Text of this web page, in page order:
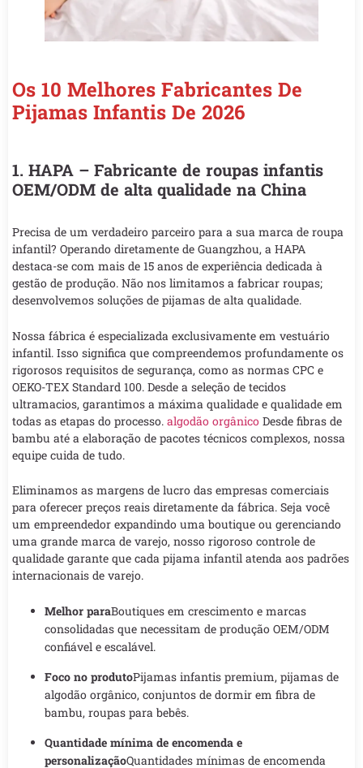
Os 10 Melhores Fabricantes De
Pijamas Infantis De 2026
1. HAPA – Fabricante de roupas infantis
OEM/ODM de alta qualidade na China
Precisa de um verdadeiro parceiro para a sua marca de roupa
infantil? Operando diretamente de Guangzhou, a HAPA
destaca-se com mais de 15 anos de experiência dedicada à
gestão de produção. Não nos limitamos a fabricar roupas;
desenvolvemos soluções de pijamas de alta qualidade.
Nossa fábrica é especializada exclusivamente em vestuário
infantil. Isso significa que compreendemos profundamente os
rigorosos requisitos de segurança, como as normas CPC e
OEKO-TEX Standard 100. Desde a seleção de tecidos
ultramacios, garantimos a máxima qualidade e qualidade em
todas as etapas do processo. algodão orgânico Desde fibras de
bambu até a elaboração de pacotes técnicos complexos, nossa
equipe cuida de tudo.
Eliminamos as margens de lucro das empresas comerciais
para oferecer preços reais diretamente da fábrica. Seja você
um empreendedor expandindo uma boutique ou gerenciando
uma grande marca de varejo, nosso rigoroso controle de
qualidade garante que cada pijama infantil atenda aos padrões
internacionais de varejo.
Melhor paraBoutiques em crescimento e marcas
consolidadas que necessitam de produção OEM/ODM
confiável e escalável.
Foco no produtoPijamas infantis premium, pijamas de
algodão orgânico, conjuntos de dormir em fibra de
bambu, roupas para bebês.
Quantidade mínima de encomenda e
personalizaçãoQuantidades mínimas de encomenda